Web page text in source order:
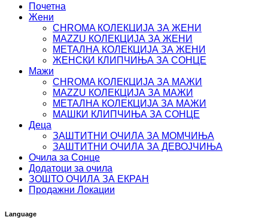
Почетна
Жени
CHROMA КОЛЕКЦИЈА ЗА ЖЕНИ
MAZZU КОЛЕКЦИЈА ЗА ЖЕНИ
МЕТАЛНА КОЛЕКЦИЈА ЗА ЖЕНИ
ЖЕНСКИ КЛИПЧИЊА ЗА СОНЦЕ
Мажи
CHROMA КОЛЕКЦИЈА ЗА МАЖИ
MAZZU КОЛЕКЦИЈА ЗА МАЖИ
МЕТАЛНА КОЛЕКЦИЈА ЗА МАЖИ
МАШКИ КЛИПЧИЊА ЗА СОНЦЕ
Деца
ЗАШТИТНИ ОЧИЛА ЗА МОМЧИЊА
ЗАШТИТНИ OЧИЛА ЗА ДЕВОЈЧИЊА
Очила за Сонце
Додатоци за очила
ЗOШТО ОЧИЛА ЗА ЕКРАН
Продажни Локации
Language